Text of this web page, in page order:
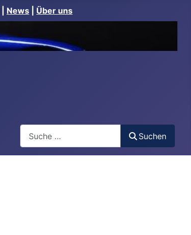
News Über uns
Suchen
Suchen